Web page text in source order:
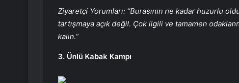
Ziyaretçi Yorumları: “Burasının ne kadar huzurlu
tartışmaya açık değil. Çok ilgili ve tamamen
kalın.”
3. Ünlü Kabak Kampı